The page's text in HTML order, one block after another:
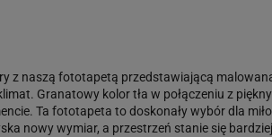
z naszą fototapetą przedstawiającą
Granatowy kolor tła w połączeniu z
Ta fototapeta to doskonały wybór dla
nowy wymiar, a przestrzeń stanie się